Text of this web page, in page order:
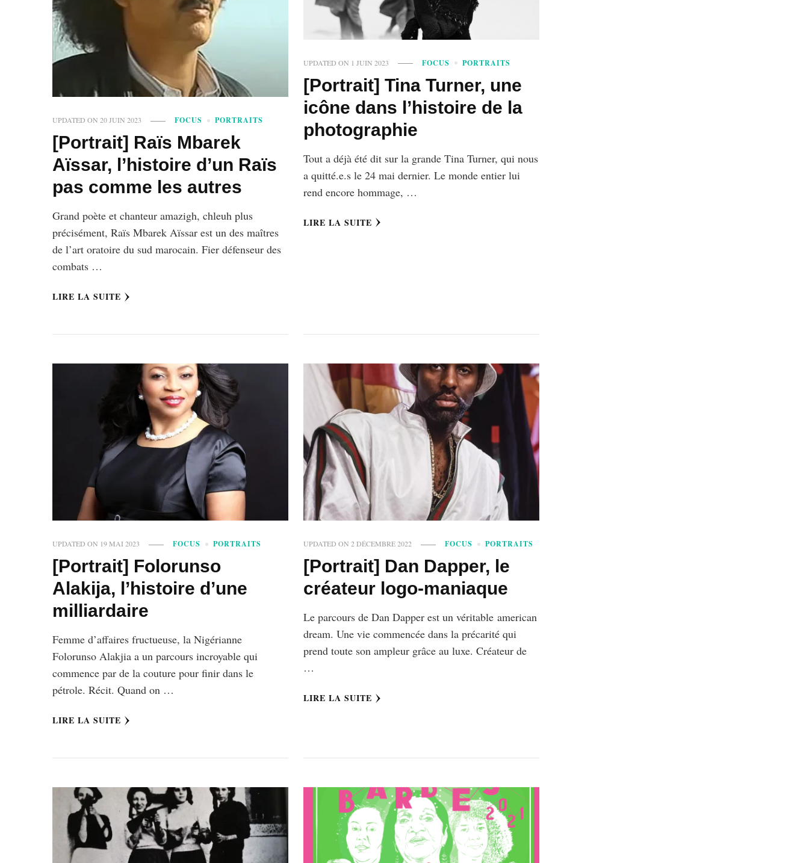
UPDATED ON20 JUIN 2023 FOCUS PORTRAITS
[Portrait] Raïs Mbarek
Aïssar, l’histoire d’un Raïs
pas comme les autres
Grand poète et chanteur amazigh, chleuh plus
précisément, Raïs Mbarek Aïssar est un des maîtres
de l’art oratoire du sud marocain. Fier défenseur des
combats …
LIRE LA SUITE
UPDATED ON 1 JUIN 2023 FOCUS PORTRAITS
[Portrait] Tina Turner, une
icône dans l’histoire de la
photographie
Tout a déjà été dit sur la grande Tina Turner, qui nous
a quitté.e.s le 24 mai dernier. Le monde entier lui
rend encore hommage, …
LIRE LA SUITE
UPDATED ON 19 MAI 2023 FOCUS PORTRAITS
[Portrait] Folorunso
Alakija, l’histoire d’une
milliardaire
Femme d’affaires fructueuse, la Nigérianne
Folorunso Alakjia a un parcours incroyable qui
commence par de la couture pour finir dans le
pétrole. Récit. Quand on …
LIRE LA SUITE
UPDATED ON 2 DÉCEMBRE 2022 FOCUS PORTRAITS
[Portrait] Dan Dapper, le
créateur logo-maniaque
Le parcours de Dan Dapper est un véritable american
dream. Une vie commencée dans la précarité qui
prend toute son ampleur grâce au luxe. Créateur de
…
LIRE LA SUITE